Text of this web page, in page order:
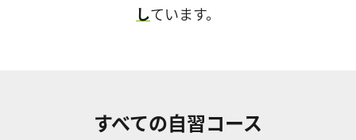
しています。
すべての自習コース